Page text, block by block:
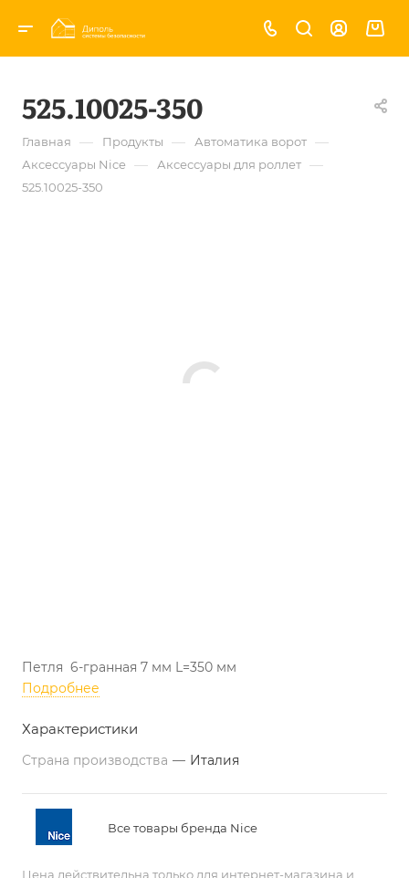
525.10025-350
Главная — Продукты — Автоматика ворот —
Аксессуары Nice — Аксессуары для роллет —
525.10025-350
Петля 6-гранная 7 мм L=350 мм
Подробнее
Характеристики
Страна производства — Италия
Все товары бренда Nice
Цена действительна только для интернет-магазина и